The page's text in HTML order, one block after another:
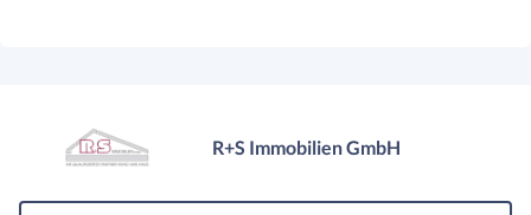
R+S Immobilien GmbH